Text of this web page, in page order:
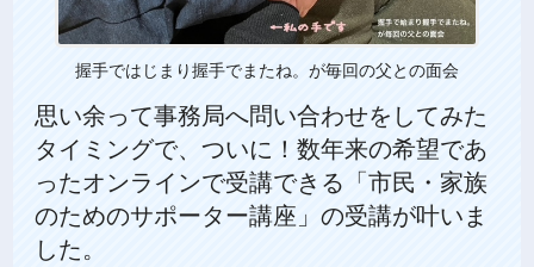
握手ではじまり握手でまたね。が毎回の父との面会
思い余って事務局へ問い合わせをしてみた
タイミングで、ついに！数年来の希望であ
ったオンラインで受講できる「市民・家族
のためのサポーター講座」の受講が叶いま
した。